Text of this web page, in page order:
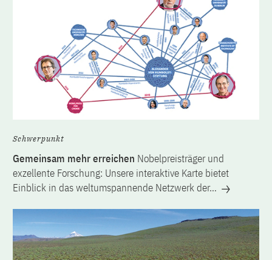
Schwerpunkt
Gemeinsam mehr erreichen Nobelpreisträger und
exzellente Forschung: Unsere interaktive Karte bietet
Einblick in das weltumspannende Netzwerk der…